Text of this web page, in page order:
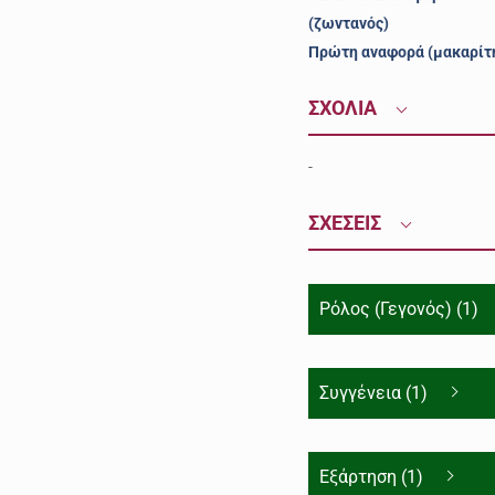
(ζωντανός)
Πρώτη αναφορά
ΣΧΟΛΙΑ
-
ΣΧΕΣΕΙΣ
Ρόλος (Γεγονός) (1)
Συγγένεια (1)
Εξάρτηση (1)